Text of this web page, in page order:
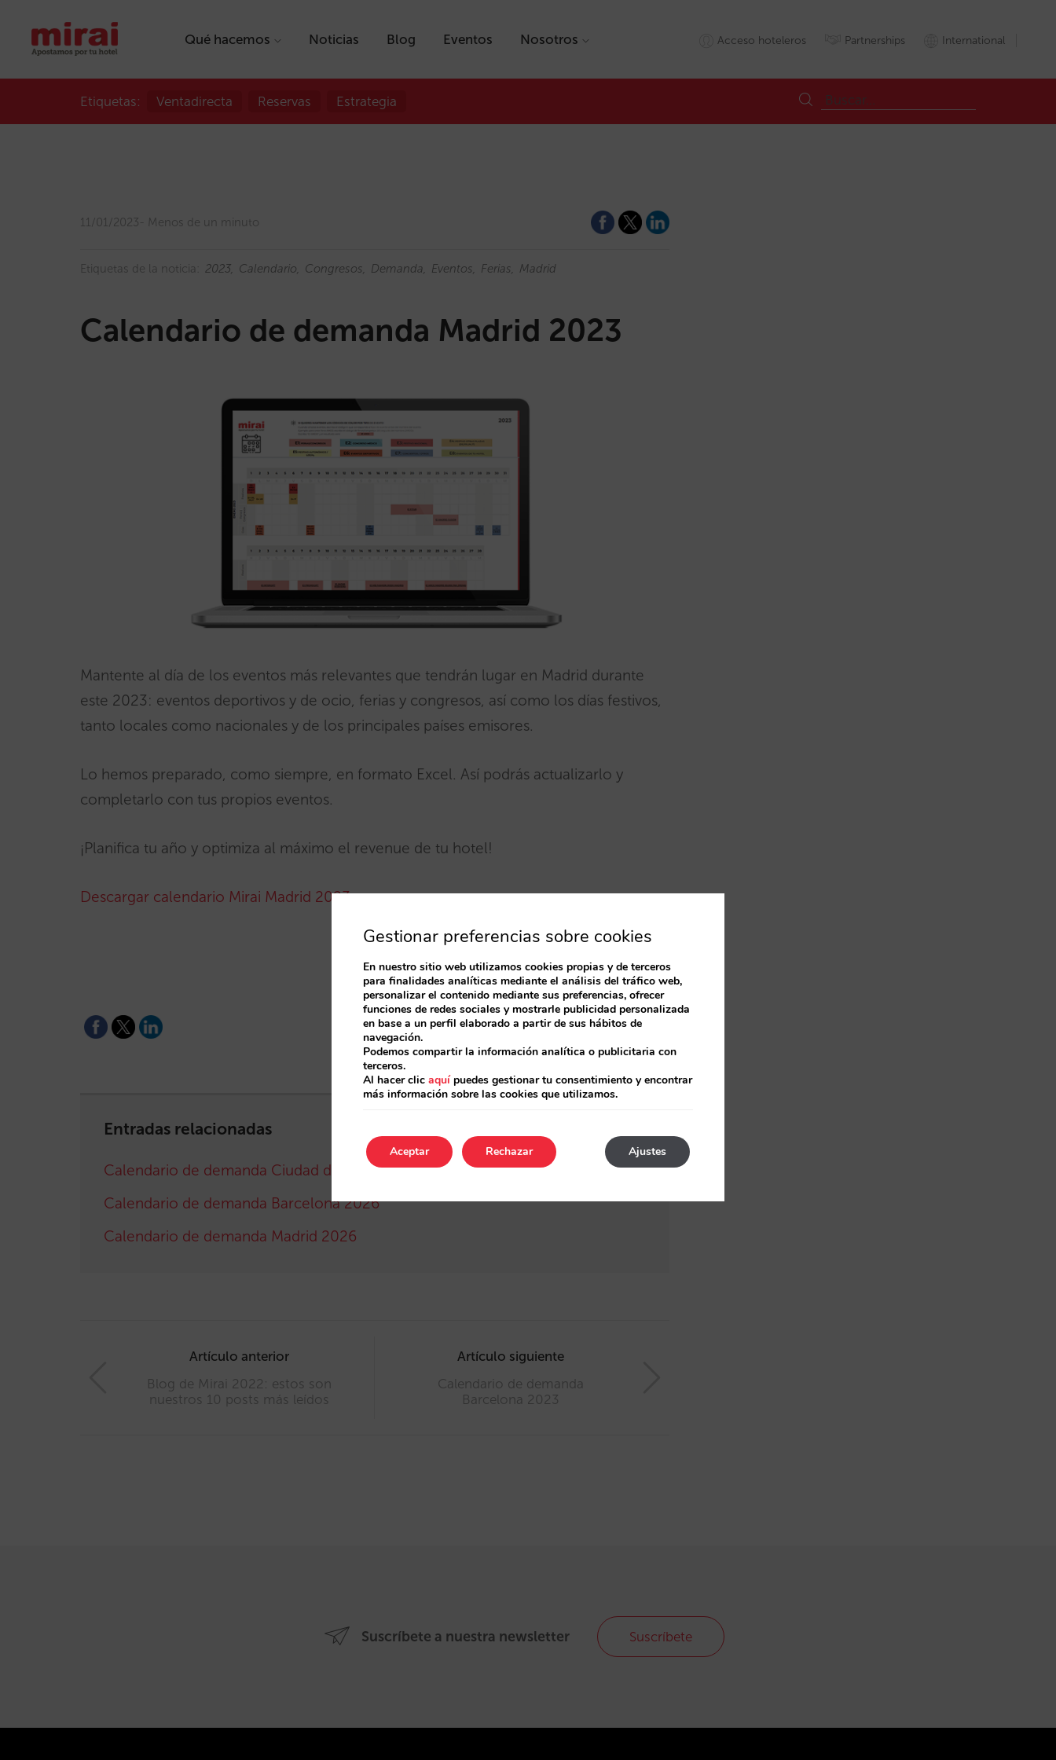
Qué hacemos Noticias Blog Eventos Nosotros Acceso hoteleros Partnerships International
Etiquetas: Ventadirecta Reservas Estrategia
11/01/2023 Menos de un minuto
Etiquetas de la noticia: 2023 Calendario Congresos Demanda Eventos Ferias Madrid
Calendario de demanda Madrid 2023
Mantente al día de los eventos más relevantes que tendrán lugar en Madrid durante
este 2023: eventos deportivos y de ocio, ferias y congresos, así como los días festivos,
tanto locales como nacionales y de los principales países emisores.
Lo hemos preparado, como siempre, en formato Excel. Así podrás actualizarlo y
completarlo con tus propios eventos.
¡Planifica tu año y optimiza al máximo el revenue de tu hotel!
Descargar calendario Mirai Madrid 2023
Entradas relacionadas
Calendario de demanda Ciudad de México 2026
Calendario de demanda Barcelona 2026
Calendario de demanda Madrid 2026
Artículo anterior
Blog de Mirai 2022: estos son
nuestros 10 posts más leídos
Artículo siguiente
Calendario de demanda
Barcelona 2023
Suscríbete a nuestra newsletter Suscríbete
Gestionar preferencias sobre cookies
En nuestro sitio web utilizamos cookies propias y de terceros
para finalidades analíticas mediante el análisis del tráfico web,
personalizar el contenido mediante sus preferencias, ofrecer
funciones de redes sociales y mostrarle publicidad personalizada
en base a un perfil elaborado a partir de sus hábitos de
navegación.
Podemos compartir la información analítica o publicitaria con
terceros.
Al hacer clic aquípuedes gestionar tu consentimiento y encontrar
más información sobre las cookies que utilizamos.
Aceptar Ajustes
Rechazar